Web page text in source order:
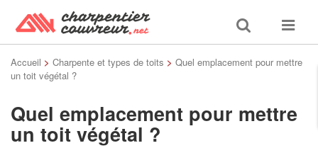
Toggle
search
Toggle
Accueil > Charpente et types de toits > Quel emplacement pour mettre
un toit végétal ?
Quel emplacement pour mettre
un toit végétal ?